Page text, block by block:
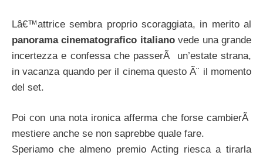
Lâ€™attrice sembra proprio scoraggiata, in merito al
panorama cinematografico italianovede una grande
incertezza e confessa che passerÃ un’estate strana,
in vacanza quando per il cinema questo Ã¨ il momento
del set.
Poi con una nota ironica afferma che forse cambierÃ
mestiere anche se non saprebbe quale fare.
Speriamo che almeno premio Acting riesca a tirarla